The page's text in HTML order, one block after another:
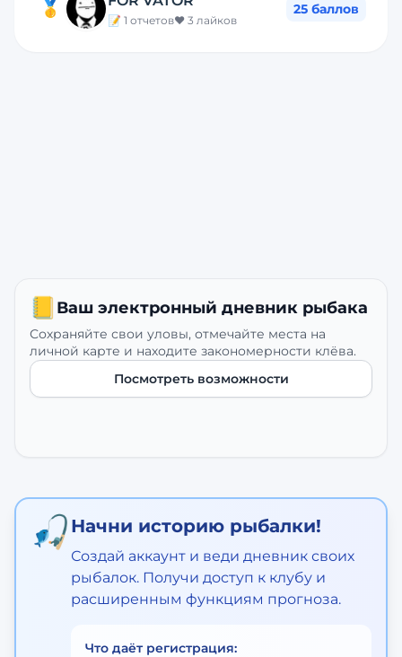
🥇
📝 1 отчетов❤️ 3 лайков
25 баллов
📒 Ваш электронный дневник рыбака
Сохраняйте свои уловы, отмечайте места на
личной карте и находите закономерности клёва.
Посмотреть возможности
🎣 Начни историю рыбалки!
Создай аккаунт и веди дневник своих
рыбалок. Получи доступ к клубу и
расширенным функциям прогноза.
Что даёт регистрация: